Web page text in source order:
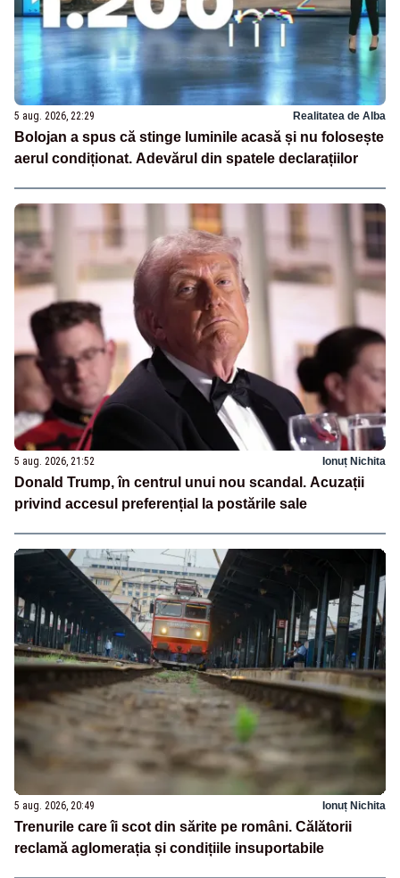
5 aug. 2026, 22:29 Realitatea de Alba
Bolojan a spus că stinge luminile acasă și nu folosește
aerul condiționat. Adevărul din spatele declarațiilor
5 aug. 2026, 21:52 Ionuț Nichita
Donald Trump, în centrul unui nou scandal. Acuzații
privind accesul preferențial la postările sale
5 aug. 2026, 20:49 Ionuț Nichita
Trenurile care îi scot din sărite pe români. Călătorii
reclamă aglomerația și condițiile insuportabile